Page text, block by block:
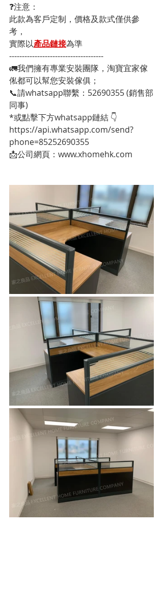
❓注意：
此款為客戶定制，價格及款式僅供參
考，
實際以產品鏈接為準
-------------------------------------
🚛我們擁有專業安裝團隊，淘寶宜家傢
俬都可以幫您安裝傢俱；
📞請whatsapp聯繫：52690355 (銷售部
同事)
*或點擊下方whatsapp鏈結 👇
https://api.whatsapp.com/send?
phone=85252690355
📩公司網頁：www.xhomehk.com